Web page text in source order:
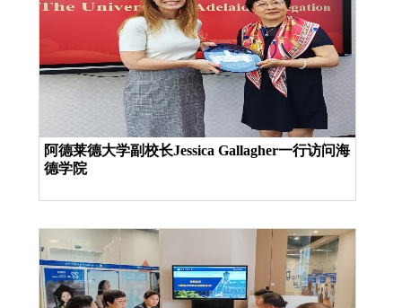
阿德莱德大学副校长Jessica Gallagher一行访问海
德学院